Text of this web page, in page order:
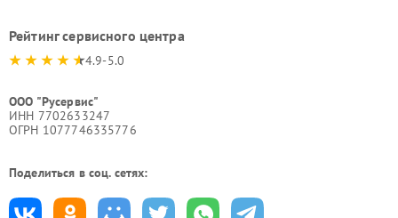
Рейтинг сервисного центра
4.9-5.0
ООО "Русервис"
ИНН 7702633247
ОГРН 1077746335776
Поделиться в соц. сетях: